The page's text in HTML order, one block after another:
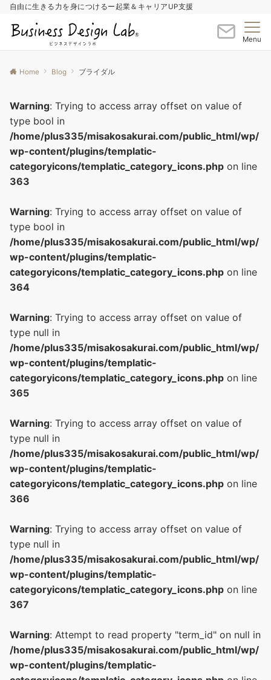
自由に生きる力を身につけるー起業＆キャリアUP支援
Menu
Home Blog ブライダル
Warning: Trying to access array offset on value of
type bool in
/home/plus335/misakosakurai.com/public_html/wp/
wp-content/plugins/templatic-
categoryicons/templatic_category_icons.php on line
363
Warning: Trying to access array offset on value of
type bool in
/home/plus335/misakosakurai.com/public_html/wp/
wp-content/plugins/templatic-
categoryicons/templatic_category_icons.php on line
364
Warning: Trying to access array offset on value of
type null in
/home/plus335/misakosakurai.com/public_html/wp/
wp-content/plugins/templatic-
categoryicons/templatic_category_icons.php on line
365
Warning: Trying to access array offset on value of
type null in
/home/plus335/misakosakurai.com/public_html/wp/
wp-content/plugins/templatic-
categoryicons/templatic_category_icons.php on line
366
Warning: Trying to access array offset on value of
type null in
/home/plus335/misakosakurai.com/public_html/wp/
wp-content/plugins/templatic-
categoryicons/templatic_category_icons.php on line
367
Warning: Attempt to read property "term_id" on null in
/home/plus335/misakosakurai.com/public_html/wp/
wp-content/plugins/templatic-